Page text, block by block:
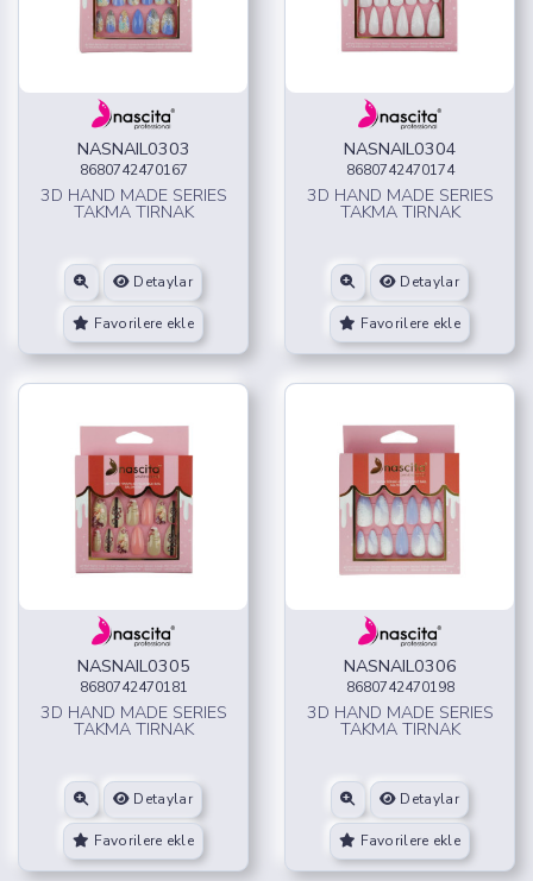
NASNAIL0303
8680742470167
3D HAND MADE SERIES
TAKMA TIRNAK
Detaylar
Favorilere ekle
NASNAIL0304
8680742470174
3D HAND MADE SERIES
TAKMA TIRNAK
Detaylar
Favorilere ekle
NASNAIL0305
8680742470181
3D HAND MADE SERIES
TAKMA TIRNAK
Detaylar
Favorilere ekle
NASNAIL0306
8680742470198
3D HAND MADE SERIES
TAKMA TIRNAK
Detaylar
Favorilere ekle